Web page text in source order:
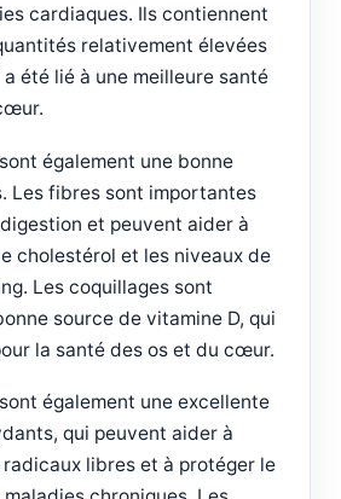
cardiaques. Ils contiennent
relativement élevées
été lié à une meilleure santé
également une bonne
Les fibres sont importantes
et peuvent aider à
cholestérol et les niveaux de
Les coquillages sont
source de vitamine D, qui
la santé des os et du cœur.
également une excellente
qui peuvent aider à
libres et à protéger le